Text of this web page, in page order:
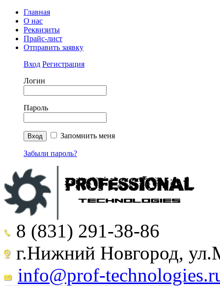
Главная
О нас
Реквизиты
Прайс-лист
Отправить заявку
Вход Регистрация
Логин
Пароль
Запомнить меня
Забыли пароль?
8 (831) 291-38-86
г.Нижний Новгород,
info@prof-